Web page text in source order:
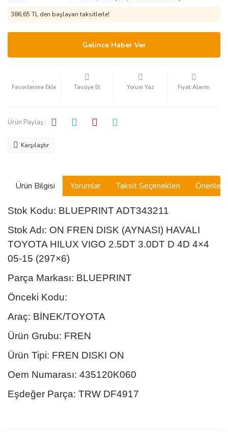
386,65 TL den başlayan taksitlerle!
Gelince Haber Ver
Tavsiye Et Yorum Yaz Fiyat Alarmı
Ürün Paylaş :
Karşılaştır
Ürün Bilgisi Yorumlar Taksit Seçenekleri
Stok Kodu: BLUEPRINT ADT343211
Stok Adı: ON FREN DISK (AYNASI) HAVALI
TOYOTA HILUX VIGO 2.5DT 3.0DT D 4D 4×4
05-15 (297×6)
Parça Markası: BLUEPRINT
Önceki Kodu:
Araç: BİNEK/TOYOTA
Ürün Grubu: FREN
Ürün Tipi: FREN DISKI ON
Oem Numarası: 435120K060
Eşdeğer Parça: TRW DF4917